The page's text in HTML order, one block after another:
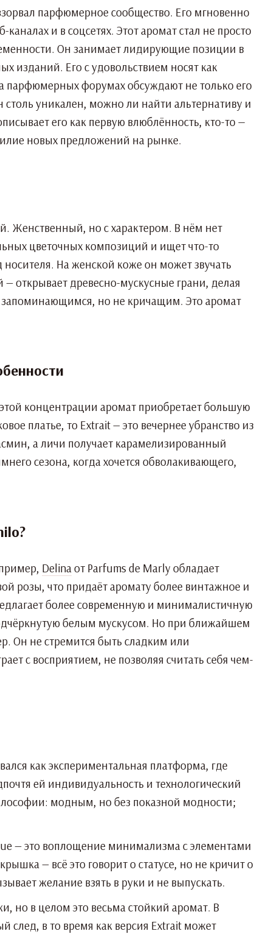
парфюмерное сообщество. Его мгновенно
и в соцсетях. Этот аромат стал не просто
Он занимает лидирующие позиции в
изданий. Его с удовольствием носят как
форумах обсуждают не только его
уникален, можно ли найти альтернативу и
его как первую влюблённость, кто-то —
новых предложений на рынке.
Женственный, но с характером. В нём нет
цветочных композиций и ищет что-то
На женской коже он может звучать
открывает древесно-мускусные грани, делая
запоминающимся, но не кричащим. Это аромат
концентрации аромат приобретает большую
платье, то Extrait — это вечернее убранство из
а личи получает карамелизированный
сезона, когда хочется обволакивающего,
Delinaот Parfums de Marly обладает
розы, что придаёт аромату более винтажное и
более современную и минималистичную
белым мускусом. Но при ближайшем
Он не стремится быть сладким или
с восприятием, не позволяя считать себя чем-
как экспериментальная платформа, где
ей индивидуальность и технологический
модным, но без показной модности;
— это воплощение минимализма с элементами
— всё это говорит о статусе, но не кричит о
желание взять в руки и не выпускать.
но в целом это весьма стойкий аромат. В
след, в то время как версия Extrait может